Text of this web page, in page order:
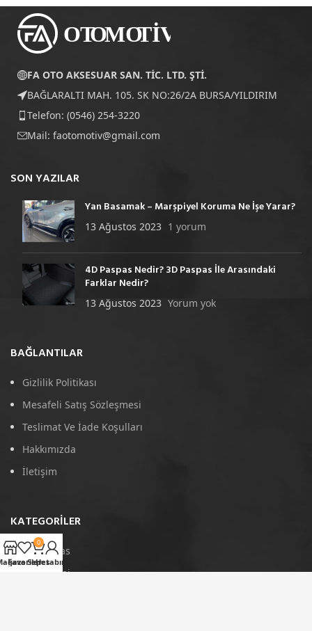
FA OTO AKSESUAR SAN. TİC. LTD. ŞTİ.
BAĞLARALTI MAH. 105. SK NO:26/2A BURSA/YILDIRIM
Telefon: (0546) 254-3220
Mail: faotomotiv@gmail.com
SON YAZILAR
Yan Basamak – Marşpiyel Koruma Ne İşe Yarar?
13 Ağustos 2023 1 yorum
4D Paspas Nedir? 3D Paspas İle Arasındaki
Farklar Nedir?
13 Ağustos 2023 Yorum yok
BAĞLANTILAR
Gizlilik Politikası
Mesafeli Satış Sözleşmesi
Teslimat Ve İade Koşulları
Hakkımızda
İletişim
KATEGORILER
4D Paspas
Port Bagaj
Favoriler
0
Sepet
Hesabım